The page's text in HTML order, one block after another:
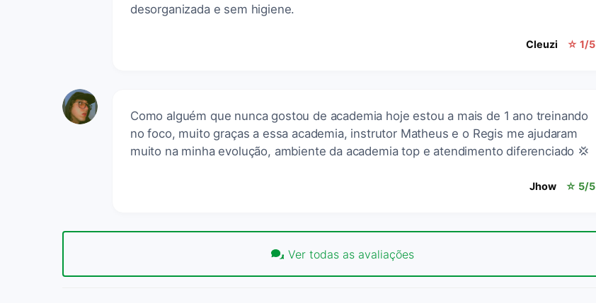
desorganizada e sem higiene.
Cleuzi ☆ 1/5
Como alguém que nunca gostou de academia hoje estou a mais de 1 ano treinando
no foco, muito graças a essa academia, instrutor Matheus e o Regis me ajudaram
muito na minha evolução, ambiente da academia top e atendimento diferenciado 💢
Jhow ☆ 5/5
Ver todas as avaliações